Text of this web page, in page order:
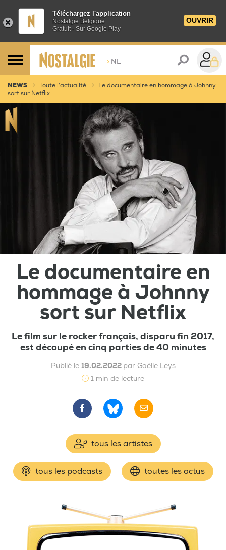
Téléchargez l'application
Nostalgie Belgique
Gratuit - Sur Google Play
OUVRIR
> NL
NEWS Toute l'actualité
Le documentaire en hommage à Johnny
sort sur Netflix
Le documentaire en
hommage à Johnny
sort sur Netflix
Le film sur le rocker français, disparu fin 2017,
est découpé en cinq parties de 40 minutes
Publié le 19.02.2022 par Gaëlle Leys
1 min de lecture
tous les artistes
tous les podcasts toutes les actus